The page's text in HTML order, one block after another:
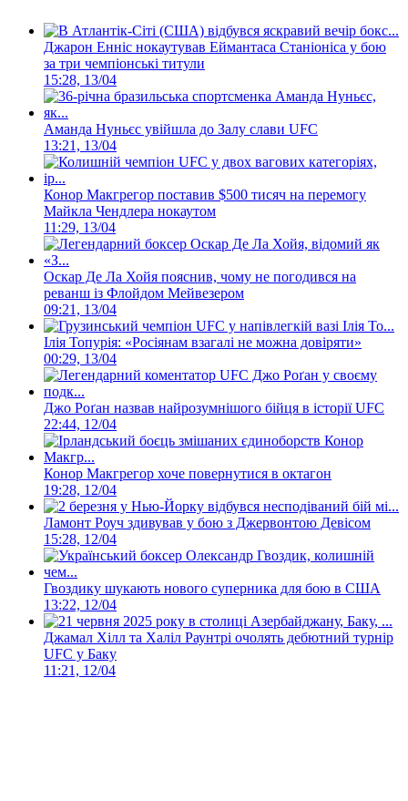
Джарон Енніс нокаутував Еймантаса Станіоніса у бою
за три чемпіонські титули
15:28, 13/04
Аманда Нуньєс увійшла до Залу слави UFC
13:21, 13/04
Конор Макгрегор поставив $500 тисяч на перемогу
Майкла Чендлера нокаутом
11:29, 13/04
Оскар Де Ла Хойя пояснив, чому не погодився на
реванш із Флойдом Мейвезером
09:21, 13/04
Ілія Топурія: «Росіянам взагалі не можна довіряти»
00:29, 13/04
Джо Роґан назвав найрозумнішого бійця в історії UFC
22:44, 12/04
Конор Макгрегор хоче повернутися в октагон
19:28, 12/04
Ламонт Роуч здивував у бою з Джервонтою Девісом
15:28, 12/04
Гвоздику шукають нового суперника для бою в США
13:22, 12/04
Джамал Хілл та Халіл Раунтрі очолять дебютний турнір
UFC у Баку
11:21, 12/04